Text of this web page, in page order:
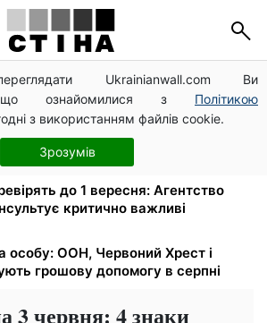
Ukrainianwall.com Ви
що ознайомилися з Політикою
з використанням файлів cookie.
Зрозумів
у Києві відбувся
між командами посольств США
Аравії обміняли на українські:
знати водіям
до 1 вересня: Агентство
критично важливі
особу: ООН, Червоний Хрест і
грошову допомогу в серпні
3 червня: 4 знаки